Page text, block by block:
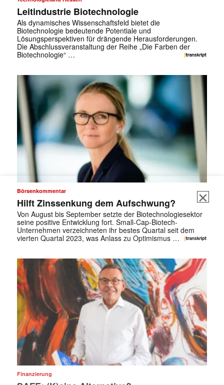
Leitindustrie Biotechnologie
Als dynamisches Wissenschaftsfeld bietet die
Biotechnologie bedeutende Potentiale und
Lösungsperspektiven für drängende Herausforderungen.
Die Abschlussveranstaltung der Reihe „Die Farben der
Biotechnologie“ …
Börsenkommentar
Hilft Zinssenkung dem Aufschwung?
Von August bis September setzte der Biotechnologiesektor
seine positive Entwicklung fort. Small-Cap-Biotech-
Unternehmen verzeichneten ihr bestes Quartal seit dem
vierten Quartal 2023, was Anlass zu Optimismus …
Finanzierung